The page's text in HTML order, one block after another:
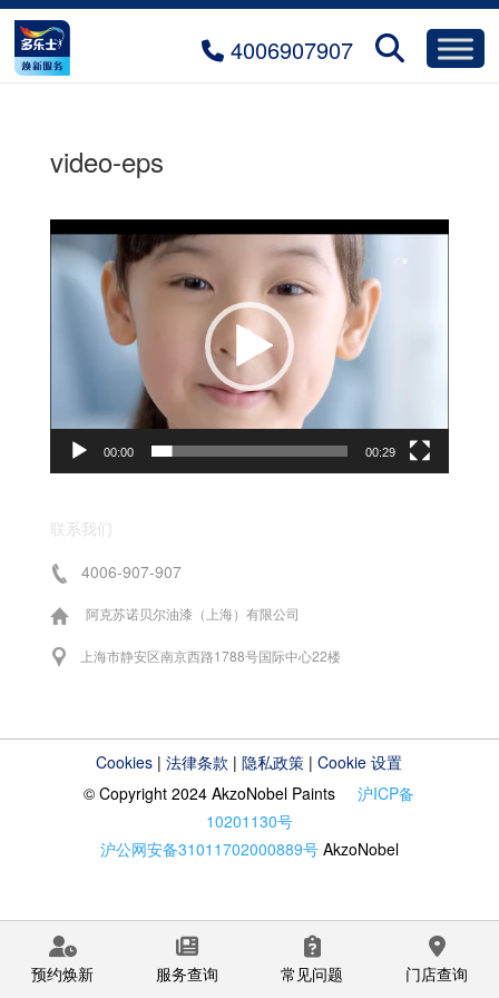
4006907907
video-eps
Video
Player
00:00 00:29
联系我们
4006-907-907
阿克苏诺贝尔油漆（上海）有限公司
上海市静安区南京西路1788号国际中心22楼
Cookies |法律条款 |隐私政策 |Cookie 设置
© Copyright 2024 AkzoNobel Paints沪ICP备
10201130号
沪公网安备31011702000889号 AkzoNobel
预约焕新 服务查询 常见问题 门店查询